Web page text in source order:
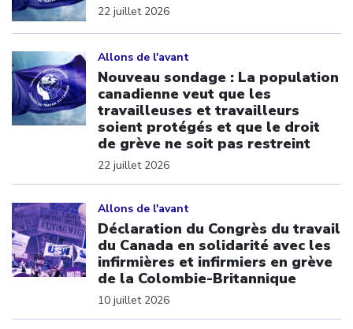
22 juillet 2026
Allons de l'avant
Nouveau sondage : La population
canadienne veut que les
travailleuses et travailleurs
soient protégés et que le droit
de grève ne soit pas restreint
22 juillet 2026
Allons de l'avant
Déclaration du Congrès du travail
du Canada en solidarité avec les
infirmières et infirmiers en grève
de la Colombie-Britannique
10 juillet 2026